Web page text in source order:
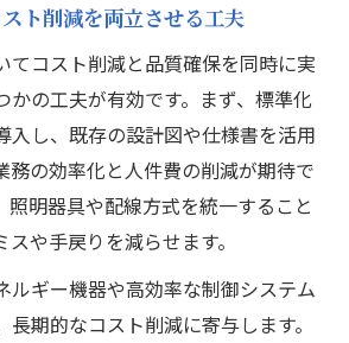
ト削減を両立させる工夫
てコスト削減と品質確保を同時に実
かの工夫が有効です。まず、標準化
入し、既存の設計図や仕様書を活用
務の効率化と人件費の削減が期待で
照明器具や配線方式を統一すること
や手戻りを減らせます。
ルギー機器や高効率な制御システム
期的なコスト削減に寄与します。